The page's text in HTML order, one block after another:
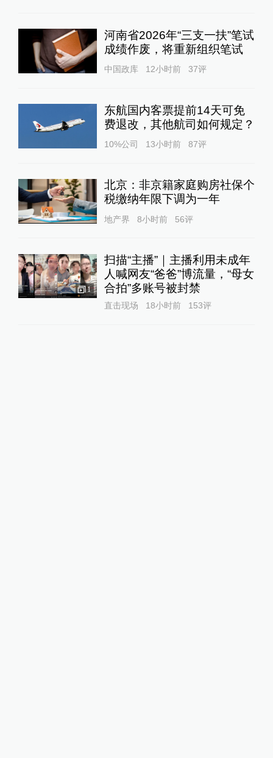
河南省2026年“三支一扶”笔试
成绩作废，将重新组织笔试
中国政库 12小时前 37评
东航国内客票提前14天可免
费退改，其他航司如何规定？
10%公司 13小时前 87评
北京：非京籍家庭购房社保个
税缴纳年限下调为一年
地产界 8小时前 56评
1
扫描“主播”｜主播利用未成年
人喊网友“爸爸”博流量，“母女
合拍”多账号被封禁
直击现场 18小时前 153评